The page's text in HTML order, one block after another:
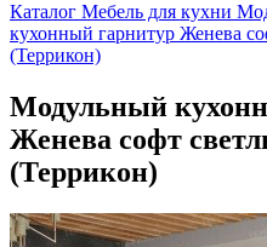
Каталог Мебель для кухни
кухонный гарнитур Женева
(Террикон)
Модульный
Женева софт
(Террикон)